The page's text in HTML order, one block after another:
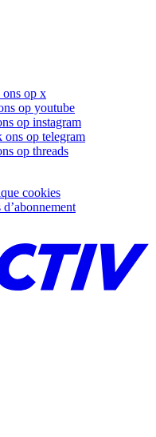
ons op x
op youtube
op instagram
ons op telegram
op threads
cookies